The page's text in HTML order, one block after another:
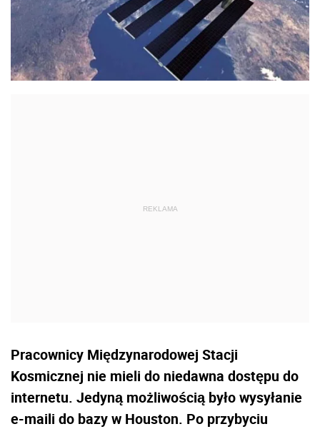
Pracownicy Międzynarodowej Stacji
Kosmicznej nie mieli do niedawna dostępu do
internetu. Jedyną możliwością było wysyłanie
e-maili do bazy w Houston. Po przybyciu